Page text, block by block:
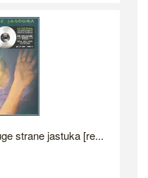
strane jastuka [re...